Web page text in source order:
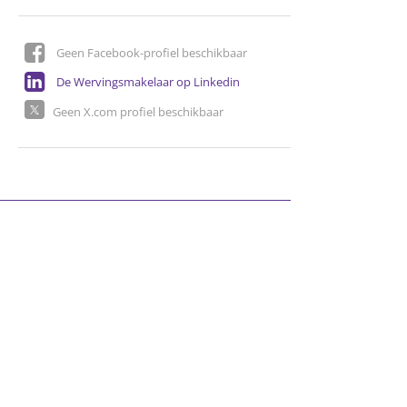
Geen Facebook-profiel beschikbaar
De Wervingsmakelaar op Linkedin
Geen X.com profiel beschikbaar